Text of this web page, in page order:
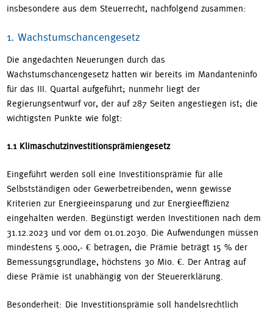
insbesondere aus dem Steuerrecht, nachfolgend zusammen:
1. Wachstumschancengesetz
Die angedachten Neuerungen durch das
Wachstumschancengesetz hatten wir bereits im Mandanteninfo
für das III. Quartal aufgeführt; nunmehr liegt der
Regierungsentwurf vor, der auf 287 Seiten angestiegen ist; die
wichtigsten Punkte wie folgt:
1.1 Klimaschutzinvestitionsprämiengesetz
Eingeführt werden soll eine Investitionsprämie für alle
Selbstständigen oder Gewerbetreibenden, wenn gewisse
Kriterien zur Energieeinsparung und zur Energieeffizienz
eingehalten werden. Begünstigt werden Investitionen nach dem
31.12.2023 und vor dem 01.01.2030. Die Aufwendungen müssen
mindestens 5.000,- € betragen, die Prämie beträgt 15 % der
Bemessungsgrundlage, höchstens 30 Mio. €. Der Antrag auf
diese Prämie ist unabhängig von der Steuererklärung.
Besonderheit: Die Investitionsprämie soll handelsrechtlich